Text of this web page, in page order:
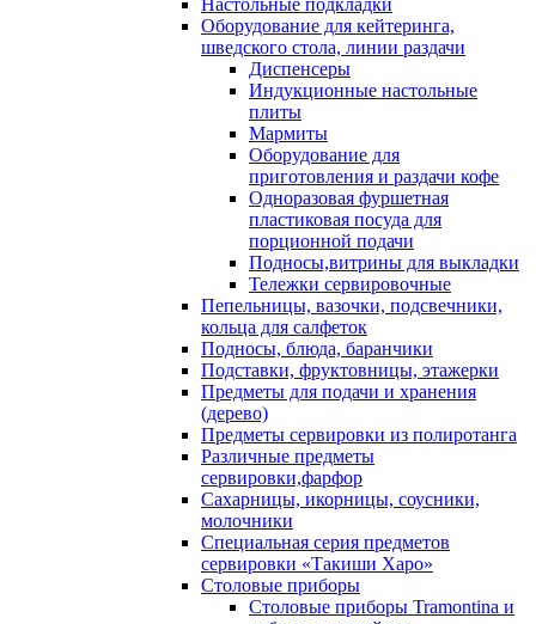
Настольные подкладки
Оборудование для кейтеринга,
шведского стола, линии раздачи
Диспенсеры
Индукционные настольные
плиты
Мармиты
Оборудование для
приготовления и раздачи кофе
Одноразовая фуршетная
пластиковая посуда для
порционной подачи
Подносы,витрины для выкладки
Тележки сервировочные
Пепельницы, вазочки, подсвечники,
кольца для салфеток
Подносы, блюда, баранчики
Подставки, фруктовницы, этажерки
Предметы для подачи и хранения
(дерево)
Предметы сервировки из полиротанга
Различные предметы
сервировки,фарфор
Сахарницы, икорницы, соусники,
молочники
Специальная серия предметов
сервировки «Такиши Харо»
Столовые приборы
Столовые приборы Trаmоntina и